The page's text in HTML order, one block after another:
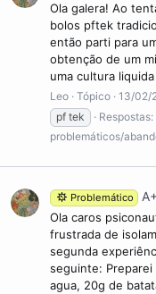
Ola galera! Ao
bolos pftek
então parti para
obtenção de um
uma cultura
Leo Tópico 13/02/
pf tek
Respostas:
problemáticos/
Problemático
Ola caros
frustrada de
segunda
seguinte:
agua, 20g de